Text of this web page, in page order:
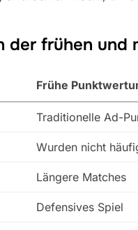
der frühen und
Frühe
Traditionelle Ad-
Wurden nicht
Längere Matches
Defensives Spiel